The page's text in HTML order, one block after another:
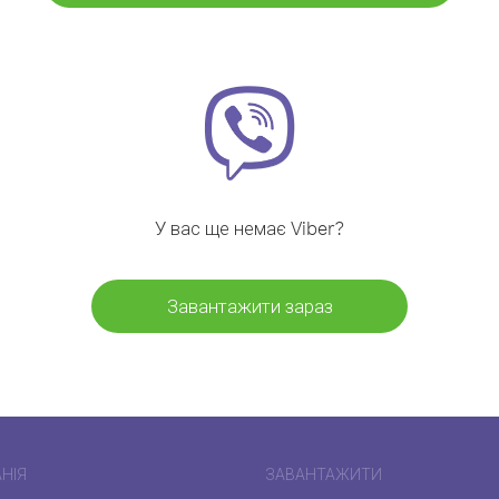
У вас ще немає Viber?
Завантажити зараз
ЗАВАНТАЖИТИ